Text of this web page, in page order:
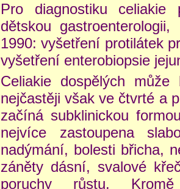
Pro diagnostiku celiakie
dětskou
1990: vyšetření protilátek
vyšetření enterobiopsie
Celiakie dospělých
nejčastěji však ve čtvrté a
začíná subklinickou
nejvíce zastoupena
nadýmání, bolesti břicha,
záněty dásní, svalové
poruchy růstu.